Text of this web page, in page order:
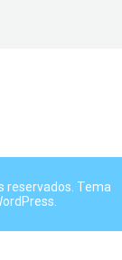
reservados. Tema